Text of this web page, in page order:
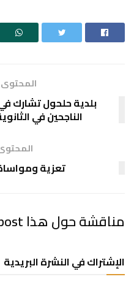
بلدية حلحول تشارك
الناجحين في الثانوية
تعزية
مناقشة حول هذا post
الإشتراك في النشرة البريدية